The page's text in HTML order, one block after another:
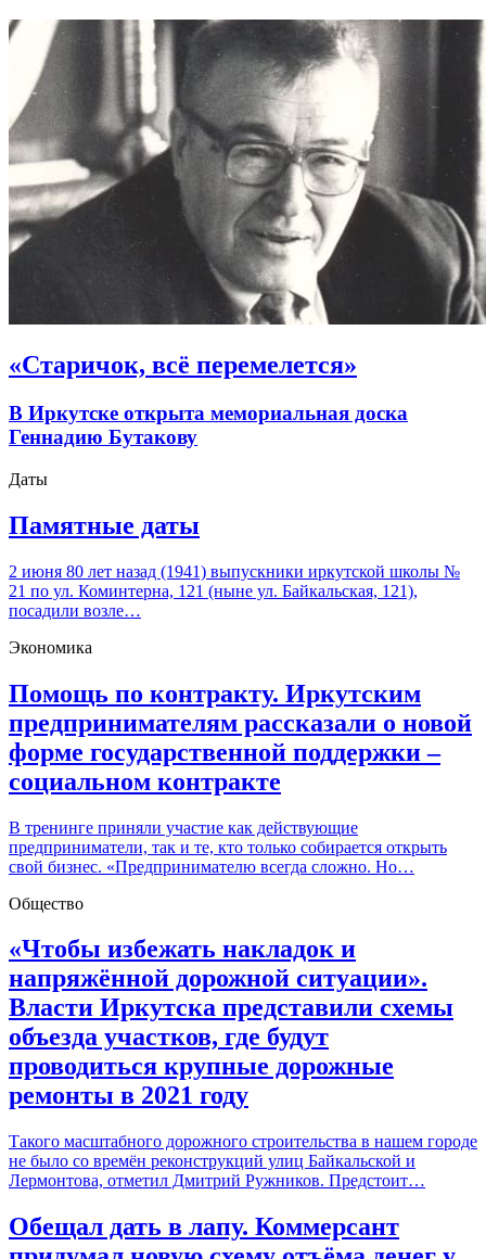
«Старичок, всё перемелется»
В Иркутске открыта мемориальная доска
Геннадию Бутакову
Даты
Памятные даты
2 июня 80 лет назад (1941) выпускники иркутской школы №
21 по ул. Коминтерна, 121 (ныне ул. Байкальская, 121),
посадили возле…
Экономика
Помощь по контракту. Иркутским
предпринимателям рассказали о новой
форме государственной поддержки –
социальном контракте
В тренинге приняли участие как действующие
предприниматели, так и те, кто только собирается открыть
свой бизнес. «Предпринимателю всегда сложно. Но…
Общество
«Чтобы избежать накладок и
напряжённой дорожной ситуации».
Власти Иркутска представили схемы
объезда участков, где будут
проводиться крупные дорожные
ремонты в 2021 году
Такого масштабного дорожного строительства в нашем городе
не было со времён реконструкций улиц Байкальской и
Лермонтова, отметил Дмитрий Ружников. Предстоит…
Обещал дать в лапу. Коммерсант